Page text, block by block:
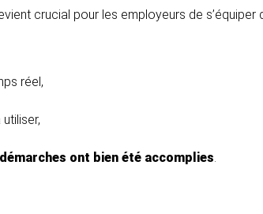
crucial pour les employeurs de s’équiper
réel,
ont bien été accomplies.